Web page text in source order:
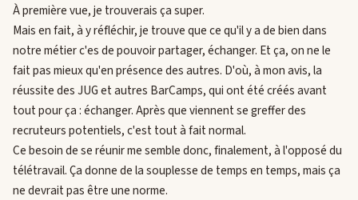
À première vue, je trouverais ça super.
Mais en fait, à y réfléchir, je trouve que ce qu'il y a de bien dans
notre métier c'es de pouvoir partager, échanger. Et ça, on ne le
fait pas mieux qu'en présence des autres. D'où, à mon avis, la
réussite des JUG et autres BarCamps, qui ont été créés avant
tout pour ça : échanger. Après que viennent se greffer des
recruteurs potentiels, c'est tout à fait normal.
Ce besoin de se réunir me semble donc, finalement, à l'opposé du
télétravail. Ça donne de la souplesse de temps en temps, mais ça
ne devrait pas être une norme.